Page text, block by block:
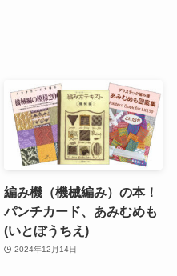
編み機（機械編み）の本！
パンチカード、あみむめも
(いとぼうちえ)
2024年12月14日